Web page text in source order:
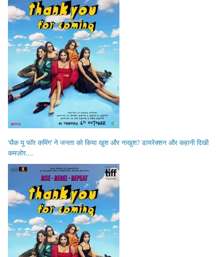
‘थैंक यू फॉर कमिंग’ ने जनता को किया खुश और नाखुश? डायरेक्शन और कहानी दिखी
कमज़ोर….